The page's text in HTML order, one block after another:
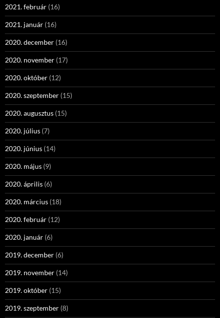
2021. február (16)
2021. január (16)
2020. december (16)
2020. november (17)
2020. október (12)
2020. szeptember (15)
2020. augusztus (15)
2020. július (7)
2020. június (14)
2020. május (9)
2020. április (6)
2020. március (18)
2020. február (12)
2020. január (6)
2019. december (6)
2019. november (14)
2019. október (15)
2019. szeptember (8)